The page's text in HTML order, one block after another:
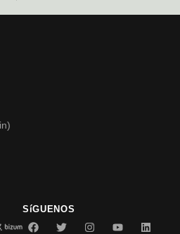
SíGUENOS